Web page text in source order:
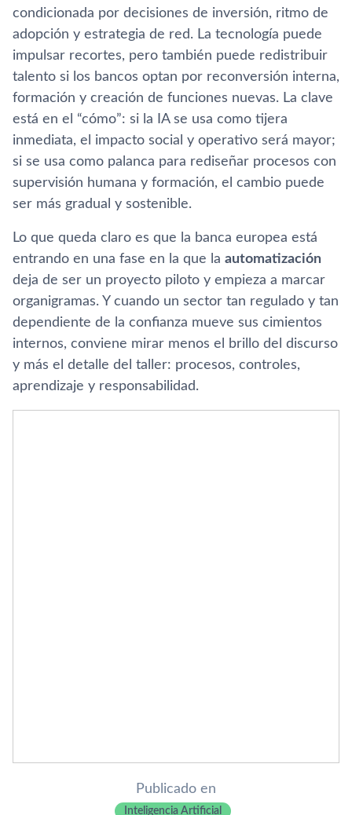
condicionada por decisiones de inversión, ritmo de
adopción y estrategia de red. La tecnología puede
impulsar recortes, pero también puede redistribuir
talento si los bancos optan por reconversión interna,
formación y creación de funciones nuevas. La clave
está en el “cómo”: si la IA se usa como tijera
inmediata, el impacto social y operativo será mayor;
si se usa como palanca para rediseñar procesos con
supervisión humana y formación, el cambio puede
ser más gradual y sostenible.
Lo que queda claro es que la banca europea está
entrando en una fase en la que la automatización
deja de ser un proyecto piloto y empieza a marcar
organigramas. Y cuando un sector tan regulado y tan
dependiente de la confianza mueve sus cimientos
internos, conviene mirar menos el brillo del discurso
y más el detalle del taller: procesos, controles,
aprendizaje y responsabilidad.
Publicado en
Inteligencia Artificial